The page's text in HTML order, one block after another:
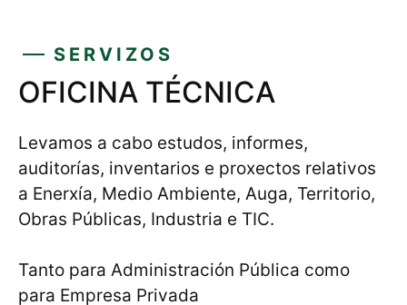
SERVIZOS
OFICINA TÉCNICA
Levamos a cabo estudos, informes,
auditorías, inventarios e proxectos relativos
a Enerxía, Medio Ambiente, Auga, Territorio,
Obras Públicas, Industria e TIC.
Tanto para Administración Pública como
para Empresa Privada